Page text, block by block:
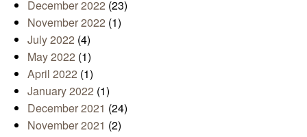
December 2022 (23)
November 2022 (1)
July 2022 (4)
May 2022 (1)
April 2022 (1)
January 2022 (1)
December 2021 (24)
November 2021 (2)